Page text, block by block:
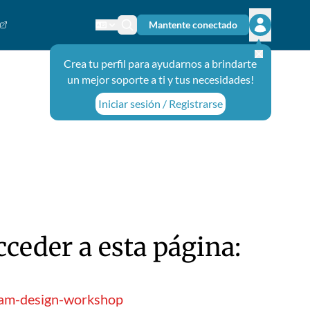
Cambiar el idioma
Ícono de búsqueda
Mantente conectado
Abrir el
Crea tu perfil para ayudarnos a brindarte
un mejor soporte a ti y tus necesidades!
Iniciar sesión / Registrarse
a esta página:
design-workshop